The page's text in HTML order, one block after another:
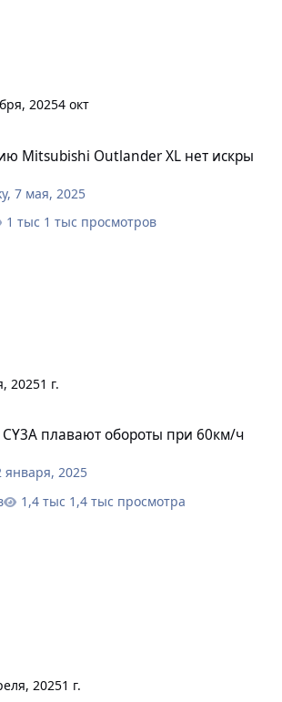
20254 окт
Mitsubishi Outlander XL нет искры
,7 мая, 2025
1 тыс просмотров
20251 г.
CY3A плавают обороты при 60км/ч
января, 2025
1,4 тыс просмотра
20251 г.